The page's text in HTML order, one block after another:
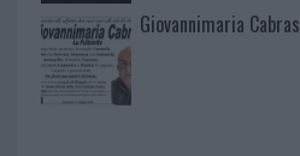
Giovannimaria Cabras